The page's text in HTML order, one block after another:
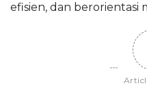
efisien, dan berorientasi